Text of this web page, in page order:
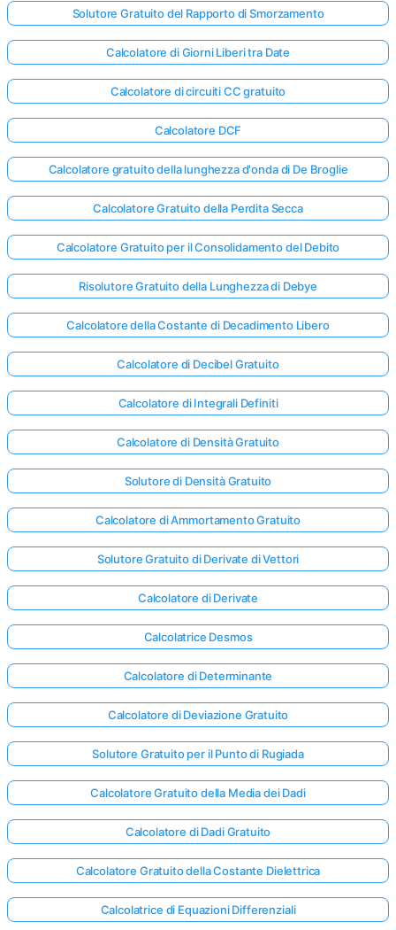
Accedi
Solutore Gratuito del Rapporto di Smorzamento
Calcolatore di Giorni Liberi tra Date
Calcolatore di circuiti CC gratuito
Calcolatore DCF
Calcolatore gratuito della lunghezza d'onda di De Broglie
Calcolatore Gratuito della Perdita Secca
Calcolatore Gratuito per il Consolidamento del Debito
Risolutore Gratuito della Lunghezza di Debye
Calcolatore della Costante di Decadimento Libero
Calcolatore di Decibel Gratuito
Calcolatore di Integrali Definiti
Calcolatore di Densità Gratuito
Solutore di Densità Gratuito
Calcolatore di Ammortamento Gratuito
Solutore Gratuito di Derivate di Vettori
Calcolatore di Derivate
Calcolatrice Desmos
Calcolatore di Determinante
Calcolatore di Deviazione Gratuito
Solutore Gratuito per il Punto di Rugiada
Calcolatore Gratuito della Media dei Dadi
Calcolatore di Dadi Gratuito
Calcolatore Gratuito della Costante Dielettrica
Calcolatrice di Equazioni Differenziali